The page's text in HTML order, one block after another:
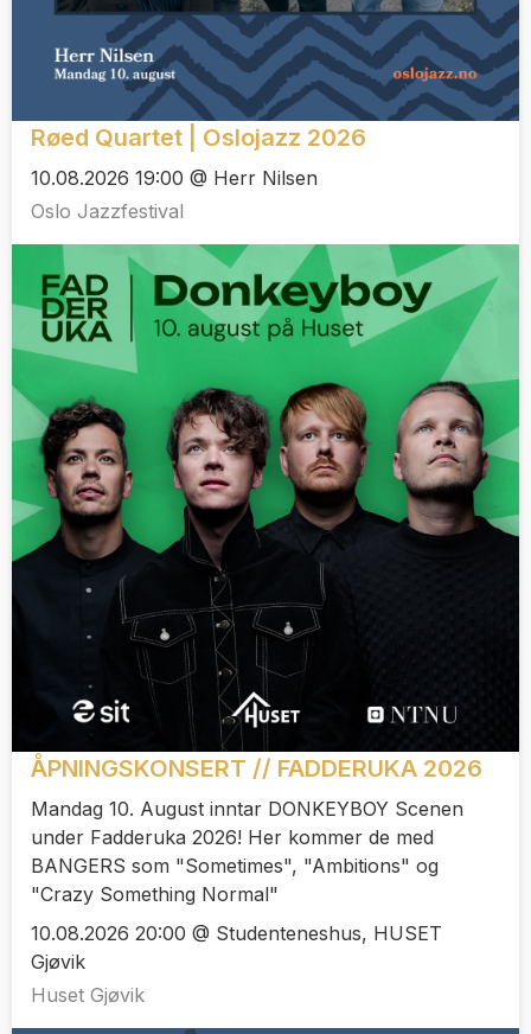
Røed Quartet | Oslojazz 2026
10.08.2026 19:00 @ Herr Nilsen
Oslo Jazzfestival
ÅPNINGSKONSERT // FADDERUKA 2026
Mandag 10. August inntar DONKEYBOY Scenen
under Fadderuka 2026! Her kommer de med
BANGERS som "Sometimes", "Ambitions" og
"Crazy Something Normal"
10.08.2026 20:00 @ Studenteneshus, HUSET
Gjøvik
Huset Gjøvik